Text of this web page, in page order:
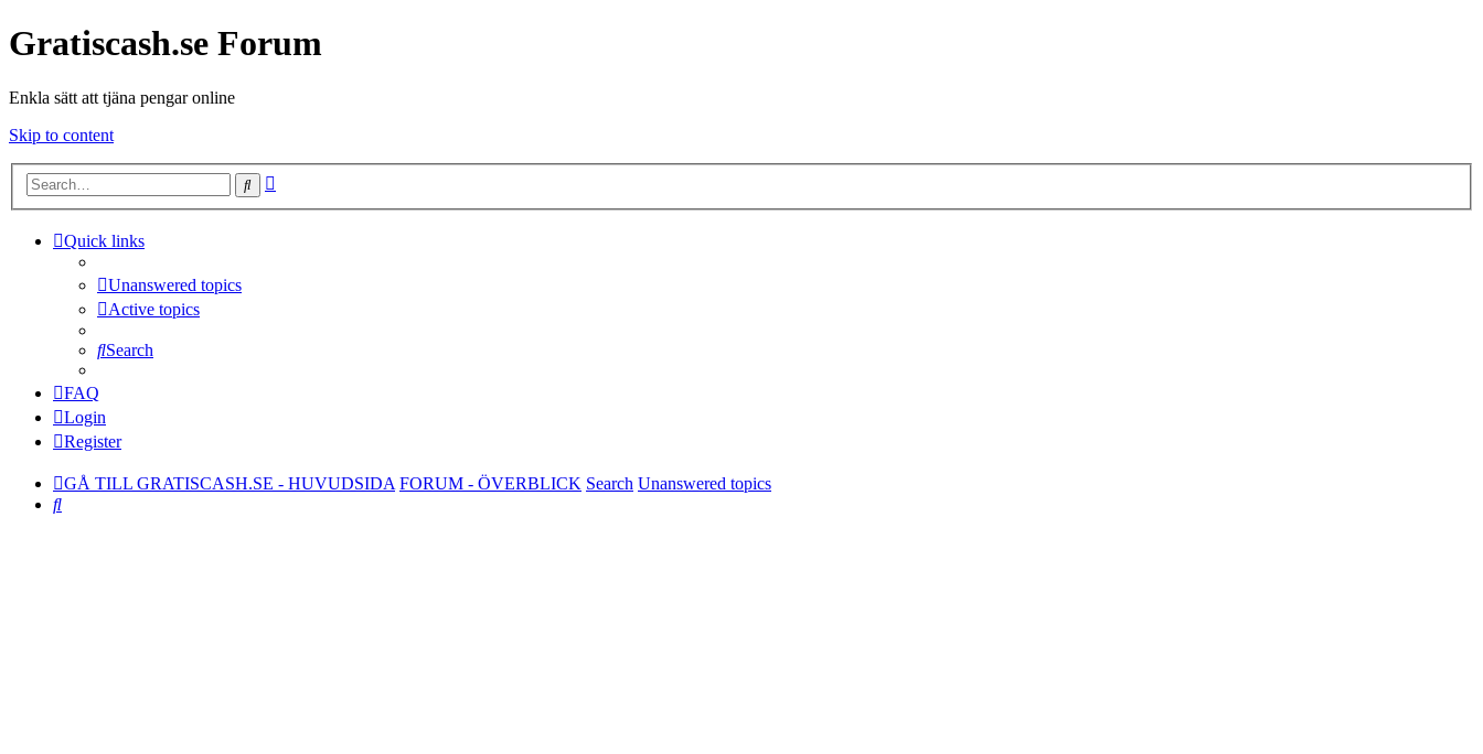
Gratiscash.se Forum
Enkla sätt att tjäna pengar online
Skip to content
Search
Quick links
Unanswered topics
Active topics
Search
FAQ
Login
Register
GÅ TILL GRATISCASH.SE - HUVUDSIDA FORUM - ÖVERBLICK Search Unanswered topics
Search